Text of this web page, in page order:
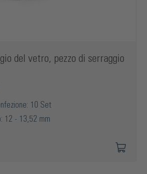
del vetro, pezzo di serraggio
10 Set
12 - 13,52 mm